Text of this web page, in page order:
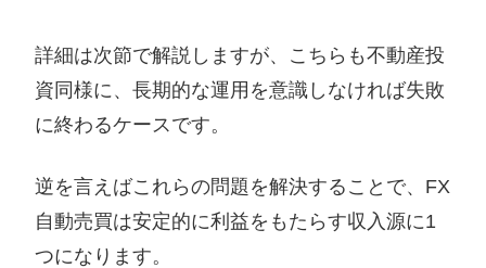
詳細は次節で解説しますが、こちらも不動産投
資同様に、長期的な運用を意識しなければ失敗
に終わるケースです。
逆を言えばこれらの問題を解決することで、FX
自動売買は安定的に利益をもたらす収入源に1
つになります。